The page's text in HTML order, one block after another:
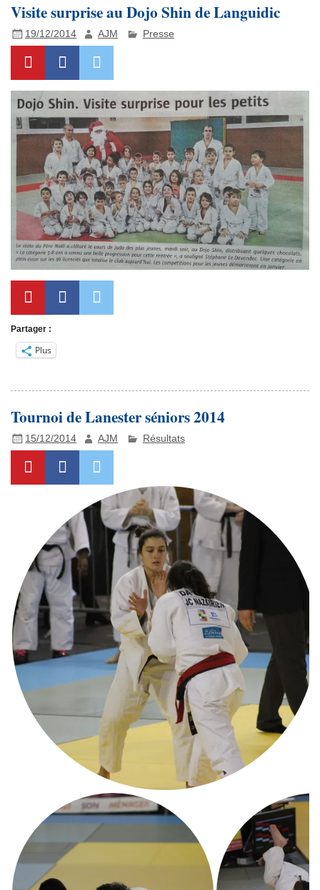
Visite surprise au Dojo Shin de Languidic
19/12/2014 AJM Presse
Partager :
Plus
Tournoi de Lanester séniors 2014
15/12/2014 AJM Résultats